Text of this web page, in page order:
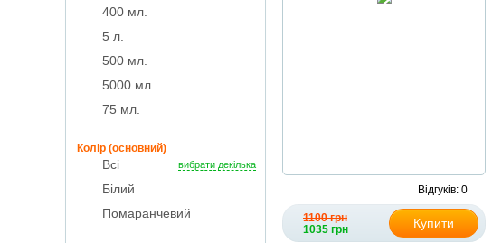
400 мл.
5 л.
500 мл.
5000 мл.
75 мл.
Колір (основний)
Всі вибрати декілька
Білий
Помаранчевий
Відгуків: 0
1100 грн
1035 грн
Купити